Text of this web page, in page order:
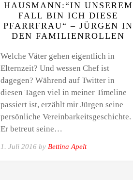
HAUSMANN:“IN UNSEREM
FALL BIN ICH DIESE
PFARRFRAU“ – JÜRGEN IN
DEN FAMILIENROLLEN
Welche Väter gehen eigentlich in
Elternzeit? Und wessen Chef ist
dagegen? Während auf Twitter in
diesen Tagen viel in meiner Timeline
passiert ist, erzählt mir Jürgen seine
persönliche Vereinbarkeitsgeschichte.
Er betreut seine…
1. Juli 2016 by Bettina Apelt